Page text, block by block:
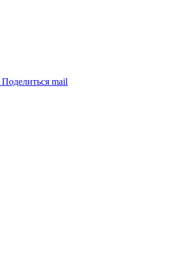
Поделиться mail